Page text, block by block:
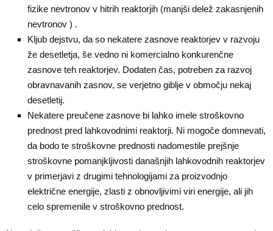
fizike nevtronov v hitrih reaktorjih (manjši delež zakasnjenih
nevtronov ) .
Kljub dejstvu, da so nekatere zasnove reaktorjev v razvoju
že desetletja, še vedno ni komercialno konkurenčne
zasnove teh reaktorjev. Dodaten čas, potreben za razvoj
obravnavanih zasnov, se verjetno giblje v območju nekaj
desetletij.
Nekatere preučene zasnove bi lahko imele stroškovno
prednost pred lahkovodnimi reaktorji. Ni mogoče domnevati,
da bodo te stroškovne prednosti nadomestile prejšnje
stroškovne pomanjkljivosti današnjih lahkovodnih reaktorjev
v primerjavi z drugimi tehnologijami za proizvodnjo
električne energije, zlasti z obnovljivimi viri energije, ali jih
celo spremenile v stroškovno prednost.